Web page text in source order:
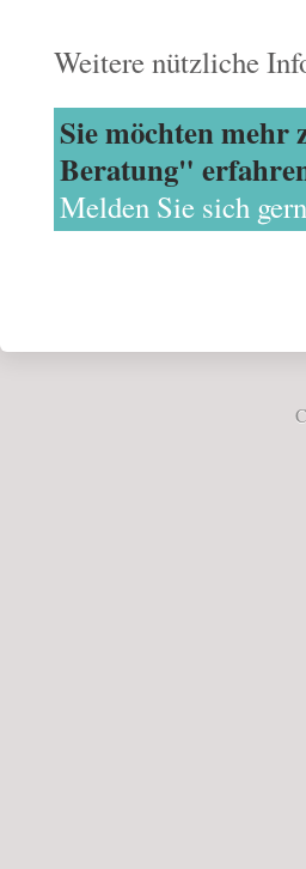
Weitere nützliche
Sie möchten mehr
Beratung"
Melden Sie sich